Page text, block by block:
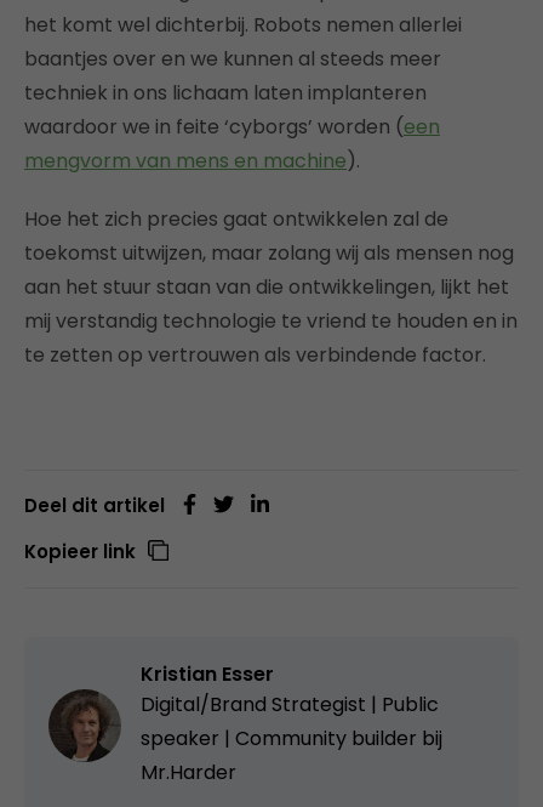
het komt wel dichterbij. Robots nemen allerlei
baantjes over en we kunnen al steeds meer
techniek in ons lichaam laten implanteren
waardoor we in feite ‘cyborgs’ worden (een
mengvorm van mens en machine).
Hoe het zich precies gaat ontwikkelen zal de
toekomst uitwijzen, maar zolang wij als mensen nog
aan het stuur staan van die ontwikkelingen, lijkt het
mij verstandig technologie te vriend te houden en in
te zetten op vertrouwen als verbindende factor.
Deel dit artikel
Kopieer link
Kristian Esser
Digital/Brand Strategist | Public
speaker | Community builder bij
Mr.Harder